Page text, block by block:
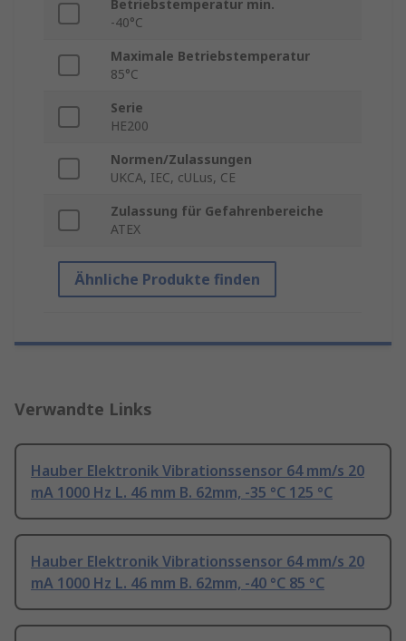
Betriebstemperatur min.
-40°C
Maximale Betriebstemperatur
85°C
Serie
HE200
Normen/Zulassungen
UKCA, IEC, cULus, CE
Zulassung für Gefahrenbereiche
ATEX
Ähnliche Produkte finden
Verwandte Links
Hauber Elektronik Vibrationssensor 64 mm/s 20
mA 1000 Hz L. 46 mm B. 62mm, -35 °C 125 °C
Hauber Elektronik Vibrationssensor 64 mm/s 20
mA 1000 Hz L. 46 mm B. 62mm, -40 °C 85 °C